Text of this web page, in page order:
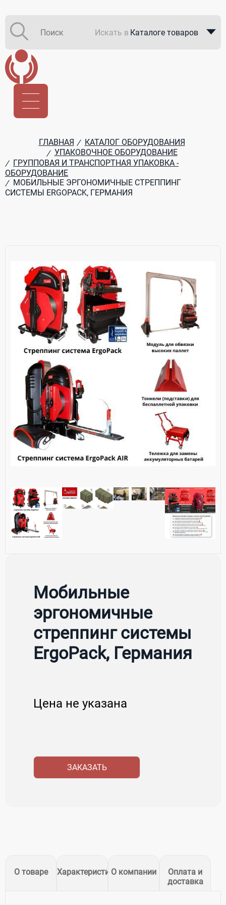
Искать в Каталоге товаров
ГЛАВНАЯ / КАТАЛОГ ОБОРУДОВАНИЯ
/ УПАКОВОЧНОЕ ОБОРУДОВАНИЕ
/ ГРУППОВАЯ И ТРАНСПОРТНАЯ УПАКОВКА -
ОБОРУДОВАНИЕ
/ МОБИЛЬНЫЕ ЭРГОНОМИЧНЫЕ СТРЕППИНГ
СИСТЕМЫ ERGOPACK, ГЕРМАНИЯ
Мобильные
эргономичные
стреппинг системы
ErgoPack, Германия
Цена не указана
ЗАКАЗАТЬ
О товаре ХарактеристикиО компании
Оплата и
доставка